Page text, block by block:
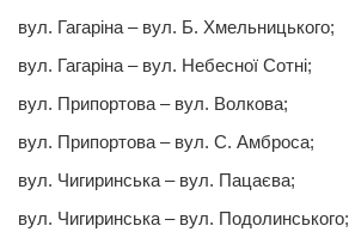
вул. Гагарiна – вул. Б. Хмельницького;
вул. Гагарiна – вул. Небесної Сотні;
вул. Припортова – вул. Волкова;
вул. Припортова – вул. С. Амброса;
вул. Чигиринська – вул. Пацаєва;
вул. Чигиринська – вул. Подолинського;